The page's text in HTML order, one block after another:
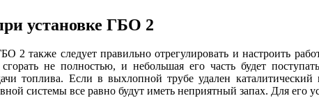
установке ГБО 2
2 также следует правильно отрегулировать и настроить
сгорать не полностью, и небольшая его часть будет
топлива. Если в выхлопной трубе удален
системы все равно будут иметь неприятный запах. Для его